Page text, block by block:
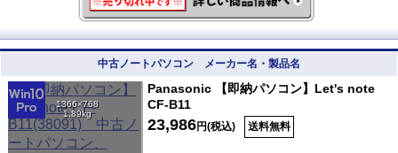
中古ノートパソコン メーカー名・製品名
1366×768
1.89kg
Panasonic 【即納パソコン】Let's note
CF-B11
23,986円(税込) 送料無料